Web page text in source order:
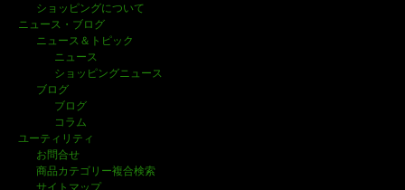
ショッピングについて
ニュース・ブログ
ニュース＆トピック
ニュース
ショッピングニュース
ブログ
ブログ
コラム
ユーティリティ
お問合せ
商品カテゴリー複合検索
サイトマップ